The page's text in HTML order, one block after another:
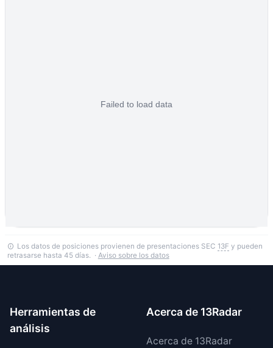
Los datos de posiciones provienen de presentaciones SEC 13F y pueden
retrasarse hasta 45 días. · Aviso sobre los datos
Herramientas de
análisis
Acerca de 13Radar
Acerca de 13Radar